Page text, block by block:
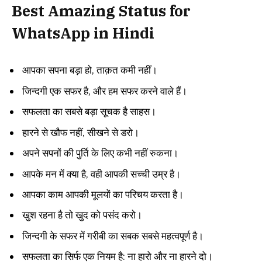
Best Amazing Status for
WhatsApp in Hindi
आपका सपना बड़ा हो, ताक़त कमी नहीं।
जिन्दगी एक सफर है, और हम सफर करने वाले हैं।
सफलता का सबसे बड़ा सूचक है साहस।
हारने से खौफ नहीं, सीखने से डरो।
अपने सपनों की पुर्ति के लिए कभी नहीं रुकना।
आपके मन में क्या है, वही आपकी सच्ची उम्र है।
आपका काम आपकी मूलयों का परिचय करता है।
खुश रहना है तो खुद को पसंद करो।
जिन्दगी के सफर में गरीबी का सबक सबसे महत्वपूर्ण है।
सफलता का सिर्फ एक नियम है: ना हारो और ना हारने दो।